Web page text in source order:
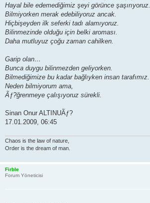
Hayal bile edemediğimiz şeyi görünce şaşırıyoruz.
Bilmiyorken merak edebiliyoruz ancak.
Hiçbişeyden ilk seferki tadı alamıyoruz.
Bilinmezinde olduğu için belki aroması.
Daha mutluyuz çoğu zaman cahilken.
Garip olan…
Bunca duygu bilinmezden geliyorken.
Bilmediğimize bu kadar bağlıyken insan tarafımız.
Neden bilmiyorum ama,
Ãƒ?ğrenmeye çalışıyoruz sürekli.
Sinan Onur ALTINUÃƒ?
17.01.2009, 06:45
Chaos is the law of nature,
Order is the dream of man.
Firble
Forum Yöneticisi